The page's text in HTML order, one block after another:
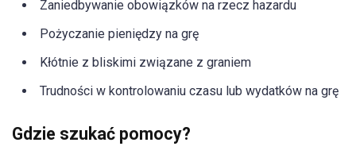
Zaniedbywanie obowiązków na rzecz hazardu
Pożyczanie pieniędzy na grę
Kłótnie z bliskimi związane z graniem
Trudności w kontrolowaniu czasu lub wydatków na grę
Gdzie szukać pomocy?